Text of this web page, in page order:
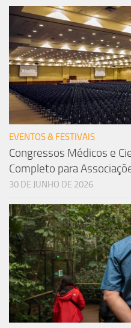
EVENTOS & FESTIVAIS
Congressos Médicos e
Completo para
30 DE JUNHO DE 2026